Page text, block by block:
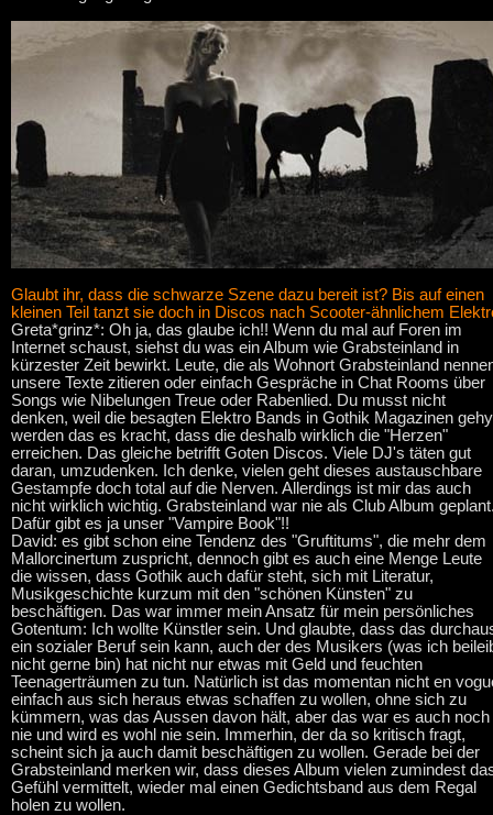
Glaubt ihr, dass die schwarze Szene dazu bereit ist? Bis auf einen
kleinen Teil tanzt sie doch in Discos nach Scooter-ähnlichem
Greta*grinz*: Oh ja, das glaube ich!! Wenn du mal auf Foren im
Internet schaust, siehst du was ein Album wie Grabsteinland in
kürzester Zeit bewirkt. Leute, die als Wohnort Grabsteinland
unsere Texte zitieren oder einfach Gespräche in Chat Rooms über
Songs wie Nibelungen Treue oder Rabenlied. Du musst nicht
denken, weil die besagten Elektro Bands in Gothik Magazinen
werden das es kracht, dass die deshalb wirklich die "Herzen"
erreichen. Das gleiche betrifft Goten Discos. Viele DJ's täten gut
daran, umzudenken. Ich denke, vielen geht dieses austauschbare
Gestampfe doch total auf die Nerven. Allerdings ist mir das auch
nicht wirklich wichtig. Grabsteinland war nie als Club Album
Dafür gibt es ja unser "Vampire Book"!!
David: es gibt schon eine Tendenz des "Gruftitums", die mehr dem
Mallorcinertum zuspricht, dennoch gibt es auch eine Menge Leute
die wissen, dass Gothik auch dafür steht, sich mit Literatur,
Musikgeschichte kurzum mit den "schönen Künsten" zu
beschäftigen. Das war immer mein Ansatz für mein persönliches
Gotentum: Ich wollte Künstler sein. Und glaubte, dass das
ein sozialer Beruf sein kann, auch der des Musikers (was ich
nicht gerne bin) hat nicht nur etwas mit Geld und feuchten
Teenagerträumen zu tun. Natürlich ist das momentan nicht en
einfach aus sich heraus etwas schaffen zu wollen, ohne sich zu
kümmern, was das Aussen davon hält, aber das war es auch noch
nie und wird es wohl nie sein. Immerhin, der da so kritisch fragt,
scheint sich ja auch damit beschäftigen zu wollen. Gerade bei der
Grabsteinland merken wir, dass dieses Album vielen zumindest
Gefühl vermittelt, wieder mal einen Gedichtsband aus dem Regal
holen zu wollen.